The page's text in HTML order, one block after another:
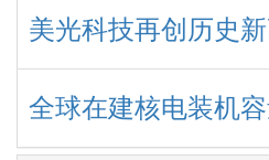
美光科技再创历史
全球在建核电装机